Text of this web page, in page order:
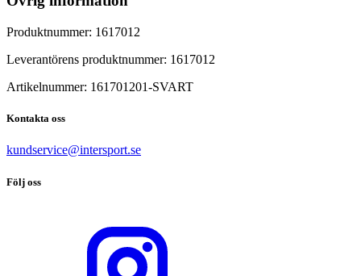
Produktnummer: 1617012
Leverantörens produktnummer: 1617012
Artikelnummer: 161701201-SVART
Kontakta oss
kundservice@intersport.se
Följ oss